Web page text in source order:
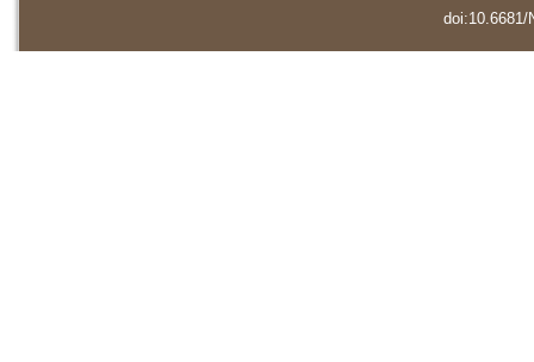
doi:10.6681/